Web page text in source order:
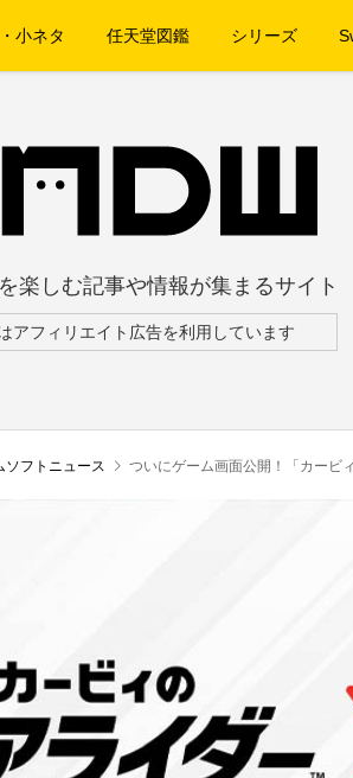
小ネタ 任天堂図鑑 シリーズ
楽しむ記事や情報が集まるサイト
アフィリエイト広告を利用しています
ソフトニュース ついにゲーム画面公開！「カービィのエア